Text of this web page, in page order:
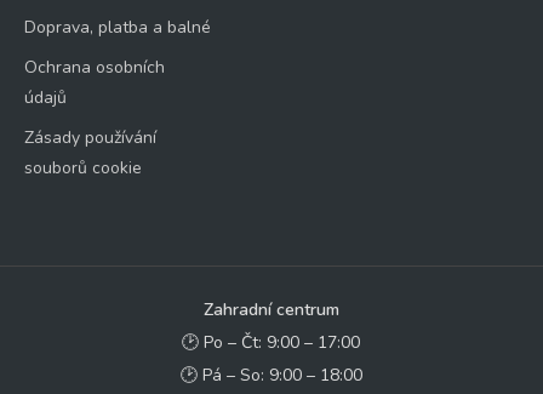
Doprava, platba a balné
Ochrana osobních
údajů
Zásady používání
souborů cookie
Zahradní centrum
🕑 Po – Čt: 9:00 – 17:00
🕑 Pá – So: 9:00 – 18:00